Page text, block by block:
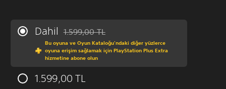
Dahil Orijinal fiyat olan 1.599,00 TL üzerinden indirim
1.599,00 TL
Bu oyuna ve Oyun Kataloğu’ndaki diğer yüzlerce
oyuna erişim sağlamak için PlayStation Plus Extra
hizmetine abone olun
1.599,00 TL